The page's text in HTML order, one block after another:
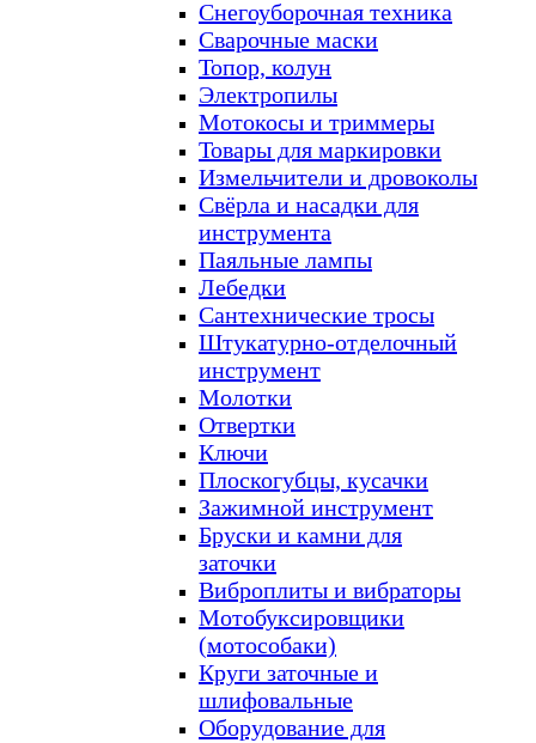
Снегоуборочная техника
Сварочные маски
Топор, колун
Электропилы
Мотокосы и триммеры
Товары для маркировки
Измельчители и дровоколы
Свёрла и насадки для
инструмента
Паяльные лампы
Лебедки
Сантехнические тросы
Штукатурно-отделочный
инструмент
Молотки
Отвертки
Ключи
Плоскогубцы, кусачки
Зажимной инструмент
Бруски и камни для
заточки
Виброплиты и вибраторы
Мотобуксировщики
(мотособаки)
Круги заточные и
шлифовальные
Оборудование для